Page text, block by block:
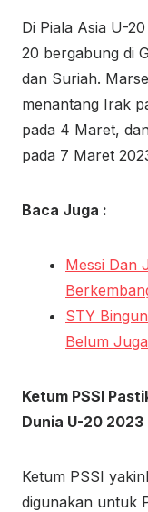
Di Piala Asia U-
20 bergabung di
dan Suriah.
menantang Irak
pada 4 Maret,
pada 7 Maret
Baca Juga :
Messi Dan
STY
Belum
Ketum PSSI
Dunia U-20
Ketum PSSI
digunakan untuk